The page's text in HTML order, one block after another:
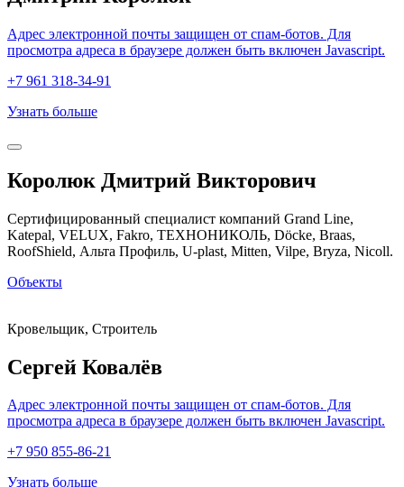
Адрес электронной почты защищен от спам-ботов. Для
просмотра адреса в браузере должен быть включен Javascript.
+7 961 318-34-91
Узнать больше
Королюк Дмитрий Викторович
Сертифицированный специалист компаний Grand Line,
Katepal, VELUX, Fakro, ТЕХНОНИКОЛЬ, Döcke, Braas,
RoofShield, Альта Профиль, U-plast, Mitten, Vilpe, Bryza, Nicoll.
Объекты
Кровельщик, Строитель
Сергей Ковалёв
Адрес электронной почты защищен от спам-ботов. Для
просмотра адреса в браузере должен быть включен Javascript.
+7 950 855-86-21
Узнать больше